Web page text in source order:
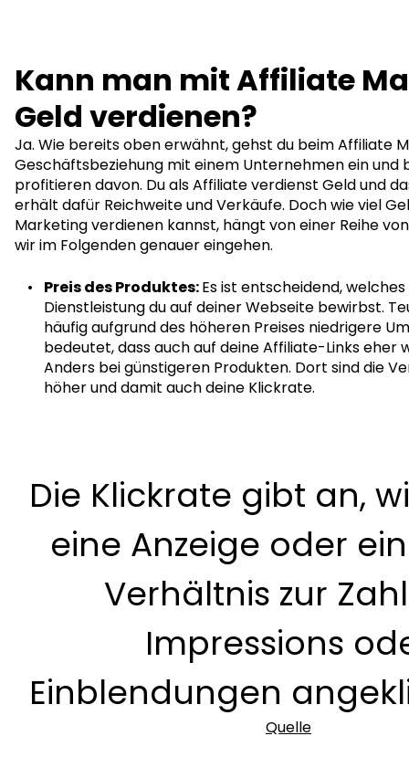
Kann man mit Affiliate
Geld verdienen?
Ja. Wie bereits oben erwähnt, gehst du beim Affiliate
Geschäftsbeziehung mit einem Unternehmen ein und
profitieren davon. Du als Affiliate verdienst Geld und
erhält dafür Reichweite und Verkäufe. Doch wie viel
Marketing verdienen kannst, hängt von einer Reihe
wir im Folgenden genauer eingehen.
Preis des Produktes:Es ist entscheidend,
Dienstleistung du auf deiner Webseite bewirbst.
häufig aufgrund des höheren Preises niedrigere
bedeutet, dass auch auf deine Affiliate-Links eher
Anders bei günstigeren Produkten. Dort sind die
höher und damit auch deine Klickrate.
Die Klickrate gibt an,
eine Anzeige oder
Verhältnis zur
Impressions
Einblendungen
Quelle